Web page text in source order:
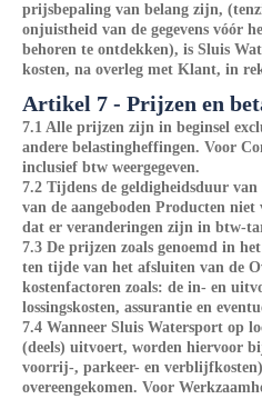
prijsbepaling van belang zijn,
onjuistheid van de gegevens vóór
behoren te ontdekken), is Sluis
kosten, na overleg met Klant, in
Artikel 7 - Prijzen en
7.1 Alle prijzen zijn in beginsel
andere belastingheffingen. Voor
inclusief btw weergegeven.
7.2 Tijdens de geldigheidsduur
van de aangeboden Producten niet
dat er veranderingen zijn in btw-
7.3 De prijzen zoals genoemd in
ten tijde van het afsluiten van de
kostenfactoren zoals: de in- en
lossingskosten, assurantie en
7.4 Wanneer Sluis Watersport op
(deels) uitvoert, worden hiervoor
voorrij-, parkeer- en
overeengekomen. Voor